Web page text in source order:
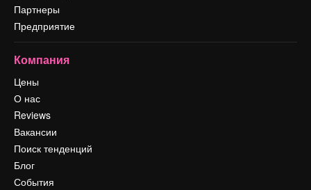
Партнеры
Предприятие
Компания
Цены
О нас
Reviews
Вакансии
Поиск тенденций
Блог
События